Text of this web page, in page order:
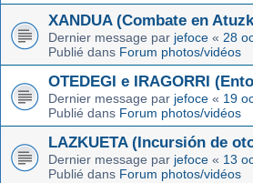
XANDUA (Combate en
Dernier message par jefoce « 28
Publié dans Forum photos/vidéos
OTEDEGI e IRAGORRI
Dernier message par jefoce « 19
Publié dans Forum photos/vidéos
LAZKUETA (Incursión de
Dernier message par jefoce « 13
Publié dans Forum photos/vidéos